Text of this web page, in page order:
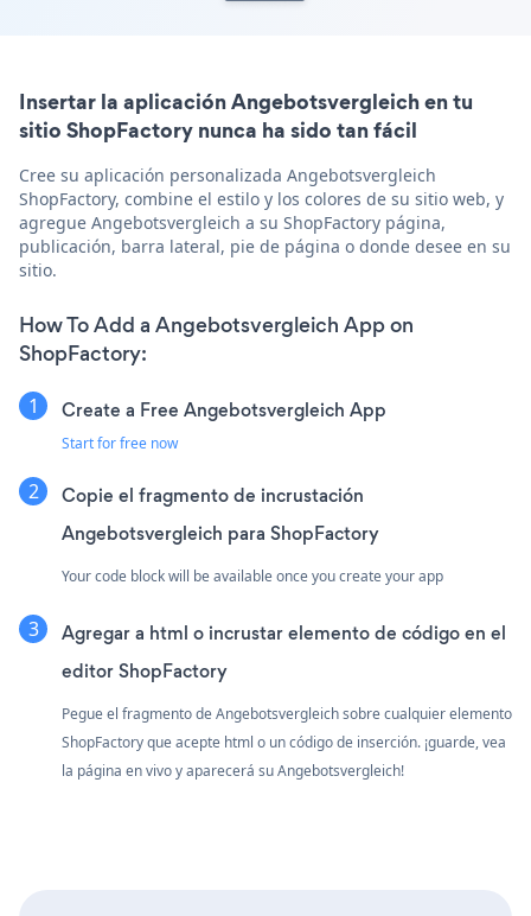
Insertar la aplicación Angebotsvergleich en tu
sitio ShopFactory nunca ha sido tan fácil
Cree su aplicación personalizada Angebotsvergleich
ShopFactory, combine el estilo y los colores de su sitio web, y
agregue Angebotsvergleich a su ShopFactory página,
publicación, barra lateral, pie de página o donde desee en su
sitio.
How To Add a Angebotsvergleich App on
ShopFactory:
Create a Free Angebotsvergleich App
Start for free now
Copie el fragmento de incrustación
Angebotsvergleich para ShopFactory
Your code block will be available once you create your app
Agregar a html o incrustar elemento de código en el
editor ShopFactory
Pegue el fragmento de Angebotsvergleich sobre cualquier elemento
ShopFactory que acepte html o un código de inserción. ¡guarde, vea
la página en vivo y aparecerá su Angebotsvergleich!